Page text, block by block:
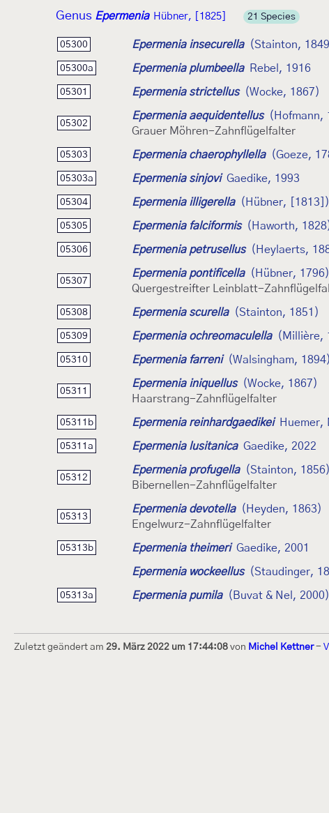
Genus Epermenia Hübner, [1825] 21 Species
05300 Epermenia insecurella (Stainton,
05300a Epermenia plumbeella Rebel, 1916
05301 Epermenia strictellus (Wocke, 1867)
05302
Epermenia aequidentellus
(Hofmann,
Grauer Möhren-Zahnflügelfalter
05303 Epermenia chaerophyllella (Goeze,
05303a Epermenia sinjovi Gaedike, 1993
05304 Epermenia illigerella (Hübner, [1813])
05305 Epermenia falciformis (Haworth,
05306 Epermenia petrusellus (Heylaerts,
05307
Epermenia pontificella
(Hübner, 1796)
Quergestreifter Leinblatt-
05308 Epermenia scurella (Stainton, 1851)
05309 Epermenia ochreomaculella (Millière,
05310 Epermenia farreni (Walsingham, 1894)
05311
Epermenia iniquellus
(Wocke, 1867)
Haarstrang-Zahnflügelfalter
05311b Epermenia reinhardgaedikei Huemer,
05311a Epermenia lusitanica Gaedike, 2022
05312
Epermenia profugella
(Stainton, 1856)
Bibernellen-Zahnflügelfalter
05313
Epermenia devotella
(Heyden, 1863)
Engelwurz-Zahnflügelfalter
05313b Epermenia theimeri Gaedike, 2001
Epermenia wockeellus (Staudinger,
05313a Epermenia pumila (Buvat & Nel, 2000)
Zuletzt geändert am 29. März 2022 um 17:44:08 von Michel Kettner-